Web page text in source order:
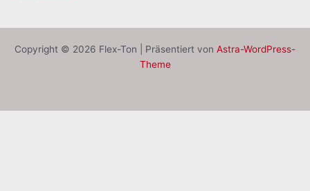
Copyright © 2026 Flex-Ton | Präsentiert von Astra-WordPress-
Theme